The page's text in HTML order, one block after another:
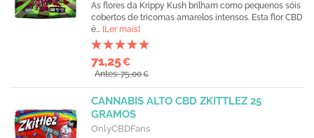
As flores da Krippy Kush brilham como pequenos sóis
cobertos de tricomas amarelos intensos. Esta flor CBD
é... [Ler mais]
71,25€
Antes: 75,00€
CANNABIS ALTO CBD ZKITTLEZ 25
GRAMOS
OnlyCBDFans